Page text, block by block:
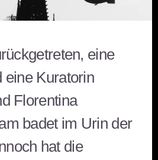
eine
eine Kuratorin
Florentina
badet im Urin der
hat die